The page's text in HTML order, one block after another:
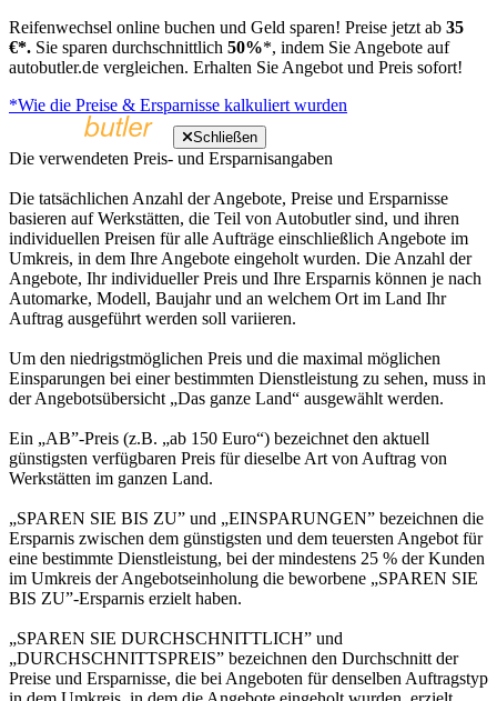
Reifenwechsel online buchen und Geld sparen! Preise jetzt ab 35
€*. Sie sparen durchschnittlich 50%*, indem Sie Angebote auf
autobutler.de vergleichen. Erhalten Sie Angebot und Preis sofort!
*Wie die Preise & Ersparnisse kalkuliert wurden
Schließen
Die verwendeten Preis- und Ersparnisangaben
Die tatsächlichen Anzahl der Angebote, Preise und Ersparnisse
basieren auf Werkstätten, die Teil von Autobutler sind, und ihren
individuellen Preisen für alle Aufträge einschließlich Angebote im
Umkreis, in dem Ihre Angebote eingeholt wurden. Die Anzahl der
Angebote, Ihr individueller Preis und Ihre Ersparnis können je nach
Automarke, Modell, Baujahr und an welchem Ort im Land Ihr
Auftrag ausgeführt werden soll variieren.
Um den niedrigstmöglichen Preis und die maximal möglichen
Einsparungen bei einer bestimmten Dienstleistung zu sehen, muss in
der Angebotsübersicht „Das ganze Land“ ausgewählt werden.
Ein „AB”-Preis (z.B. „ab 150 Euro“) bezeichnet den aktuell
günstigsten verfügbaren Preis für dieselbe Art von Auftrag von
Werkstätten im ganzen Land.
„SPAREN SIE BIS ZU” und „EINSPARUNGEN” bezeichnen die
Ersparnis zwischen dem günstigsten und dem teuersten Angebot für
eine bestimmte Dienstleistung, bei der mindestens 25 % der Kunden
im Umkreis der Angebotseinholung die beworbene „SPAREN SIE
BIS ZU”-Ersparnis erzielt haben.
„SPAREN SIE DURCHSCHNITTLICH” und
„DURCHSCHNITTSPREIS” bezeichnen den Durchschnitt der
Preise und Ersparnisse, die bei Angeboten für denselben Auftragstyp